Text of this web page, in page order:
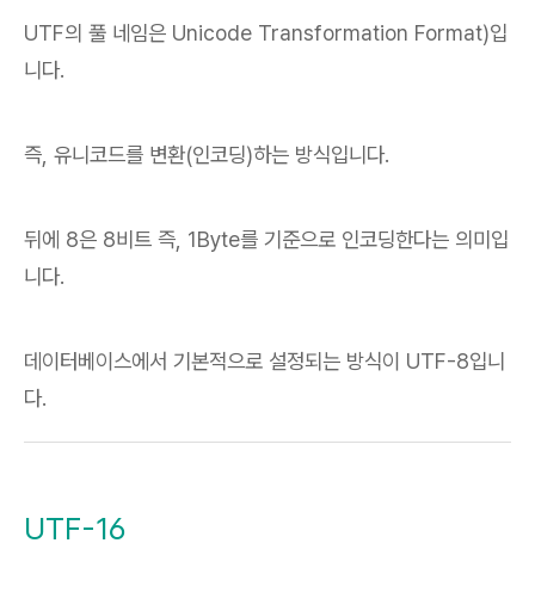
UTF의 풀 네임은 Unicode Transformation Format)입
니다.
즉, 유니코드를 변환(인코딩)하는 방식입니다.
뒤에 8은 8비트 즉, 1Byte를 기준으로 인코딩한다는 의미입
니다.
데이터베이스에서 기본적으로 설정되는 방식이 UTF-8입니
다.
UTF-16